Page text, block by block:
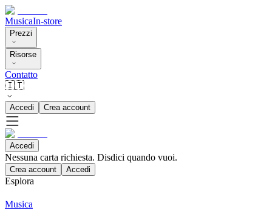
MusicaIn-store
Prezzi
Risorse
Contatto
🇮🇹
Accedi Crea account
Accedi
Nessuna carta richiesta. Disdici quando vuoi.
Crea account Accedi
Esplora
Musica